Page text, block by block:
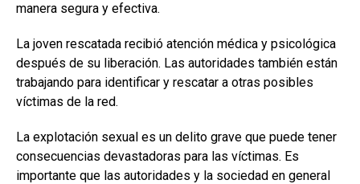
manera segura y efectiva.
La joven rescatada recibió atención médica y psicológica
después de su liberación. Las autoridades también están
trabajando para identificar y rescatar a otras posibles
víctimas de la red.
La explotación sexual es un delito grave que puede tener
consecuencias devastadoras para las víctimas. Es
importante que las autoridades y la sociedad en general